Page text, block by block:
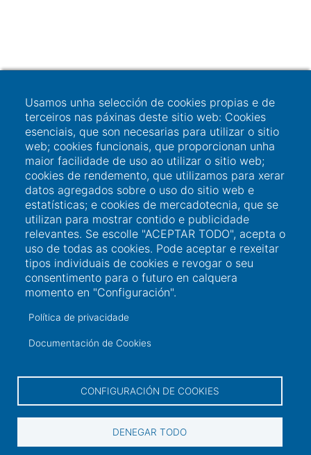
+34 986 565 129
Peirao de Pasaxeiros, 1. 36600 Vilagarcía de
Arousa (Pontevedra)
Ligazóns de interese
Acceso a usuario
Sede Electrónica
Perfil do contratante
Contacto
Usamos unha selección de cookies propias e de
terceiros nas páxinas deste sitio web: Cookies
esenciais, que son necesarias para utilizar o sitio
web; cookies funcionais, que proporcionan unha
maior facilidade de uso ao utilizar o sitio web;
cookies de rendemento, que utilizamos para xerar
datos agregados sobre o uso do sitio web e
estatísticas; e cookies de mercadotecnia, que se
utilizan para mostrar contido e publicidade
relevantes. Se escolle "ACEPTAR TODO", acepta o
uso de todas as cookies. Pode aceptar e rexeitar
tipos individuais de cookies e revogar o seu
consentimento para o futuro en calquera
momento en "Configuración".
Política de privacidade
Documentación de Cookies
CONFIGURACIÓN DE COOKIES
DENEGAR TODO